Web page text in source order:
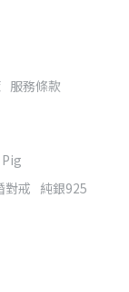
服務條款
對戒 純銀925